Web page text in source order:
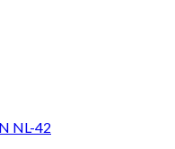
NL-42